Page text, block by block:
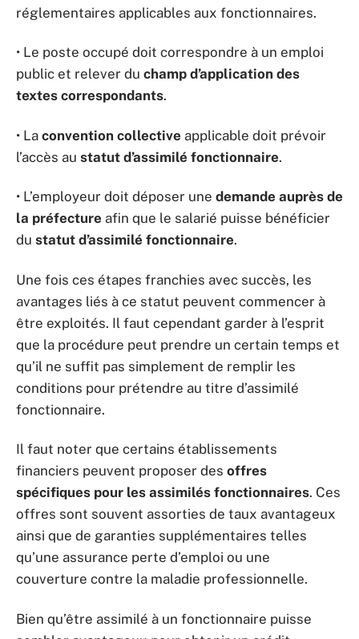
réglementaires applicables aux fonctionnaires.
• Le poste occupé doit correspondre à un emploi
public et relever du champ d’application des
textes correspondants.
• La convention collective applicable doit prévoir
l’accès au statut d’assimilé fonctionnaire.
• L’employeur doit déposer une demande auprès de
la préfecture afin que le salarié puisse bénéficier
du statut d’assimilé fonctionnaire.
Une fois ces étapes franchies avec succès, les
avantages liés à ce statut peuvent commencer à
être exploités. Il faut cependant garder à l’esprit
que la procédure peut prendre un certain temps et
qu’il ne suffit pas simplement de remplir les
conditions pour prétendre au titre d’assimilé
fonctionnaire.
Il faut noter que certains établissements
financiers peuvent proposer des offres
spécifiques pour les assimilés fonctionnaires. Ces
offres sont souvent assorties de taux avantageux
ainsi que de garanties supplémentaires telles
qu’une assurance perte d’emploi ou une
couverture contre la maladie professionnelle.
Bien qu’être assimilé à un fonctionnaire puisse